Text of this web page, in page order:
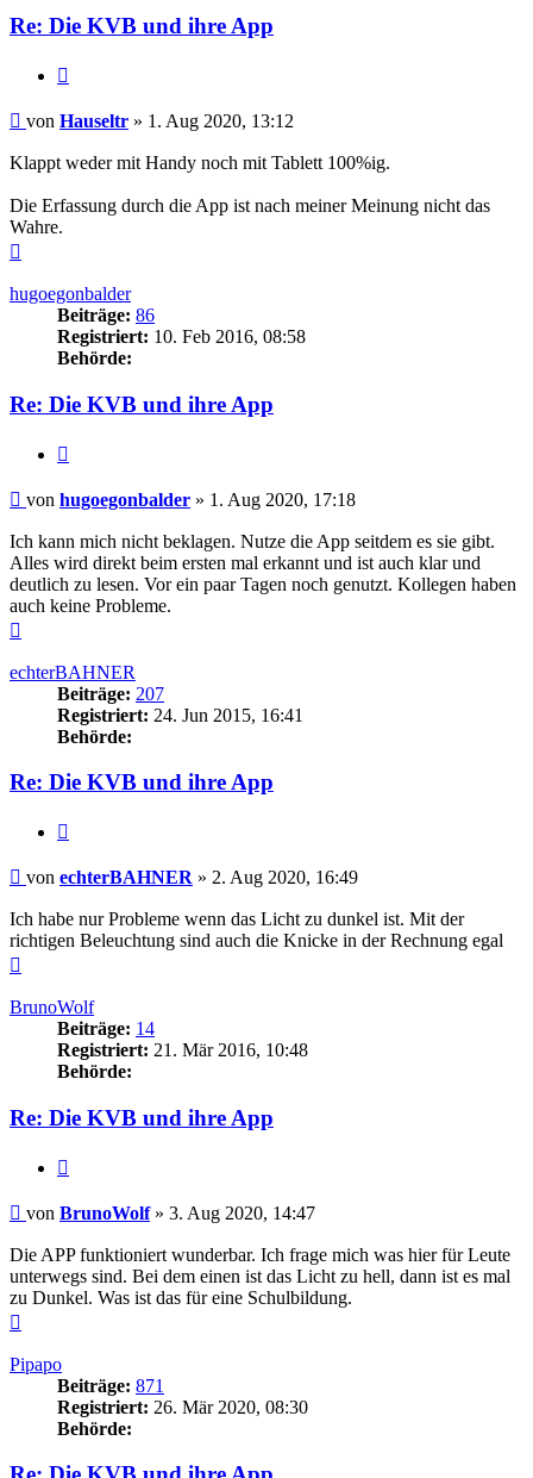
Re: Die KVB und ihre App
Beitrag
von Hauseltr » 1. Aug 2020, 13:12
Klappt weder mit Handy noch mit Tablett 100%ig.
Die Erfassung durch die App ist nach meiner Meinung nicht das
Wahre.
hugoegonbalder
Beiträge: 86
Registriert: 10. Feb 2016, 08:58
Behörde:
Re: Die KVB und ihre App
Beitrag
von hugoegonbalder » 1. Aug 2020, 17:18
Ich kann mich nicht beklagen. Nutze die App seitdem es sie gibt.
Alles wird direkt beim ersten mal erkannt und ist auch klar und
deutlich zu lesen. Vor ein paar Tagen noch genutzt. Kollegen haben
auch keine Probleme.
echterBAHNER
Beiträge: 207
Registriert: 24. Jun 2015, 16:41
Behörde:
Re: Die KVB und ihre App
Beitrag
von echterBAHNER » 2. Aug 2020, 16:49
Ich habe nur Probleme wenn das Licht zu dunkel ist. Mit der
richtigen Beleuchtung sind auch die Knicke in der Rechnung egal
BrunoWolf
Beiträge: 14
Registriert: 21. Mär 2016, 10:48
Behörde:
Re: Die KVB und ihre App
Beitrag
von BrunoWolf» 3. Aug 2020, 14:47
Die APP funktioniert wunderbar. Ich frage mich was hier für Leute
unterwegs sind. Bei dem einen ist das Licht zu hell, dann ist es mal
zu Dunkel. Was ist das für eine Schulbildung.
Pipapo
Beiträge: 871
Registriert: 26. Mär 2020, 08:30
Behörde: